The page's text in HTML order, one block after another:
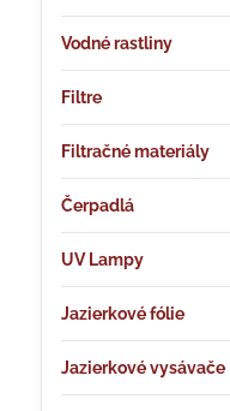
Vodné rastliny
Filtre
Filtračné materiály
Čerpadlá
UV Lampy
Jazierkové fólie
Jazierkové vysávače